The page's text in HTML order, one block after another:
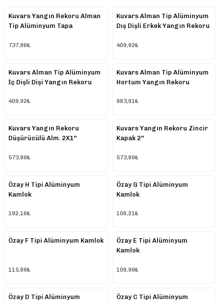
Kuvars Yangın Rekoru Alman
Tip Alüminyum Tapa
737,86₺
Kuvars Alman Tip Alüminyum
Dış Dişli Erkek Yangın Rekoru
409,92₺
Kuvars Alman Tip Alüminyum
İç Dişli Dişi Yangın Rekoru
409,92₺
Kuvars Alman Tip Alüminyum
Hortum Yangın Rekoru
983,81₺
Kuvars Yangın Rekoru
Düşürücülü Alm. 2X1''
573,89₺
Kuvars Yangın Rekoru Zincir
Kapak 2''
573,89₺
Özay H Tipi Alüminyum
Kamlok
192,16₺
Özay G Tipi Alüminyum
Kamlok
106,21₺
Özay F Tipi Alüminyum Kamlok
115,88₺
Özay E Tipi Alüminyum
Kamlok
108,99₺
Özay D Tipi Alüminyum
Özay C Tipi Alüminyum